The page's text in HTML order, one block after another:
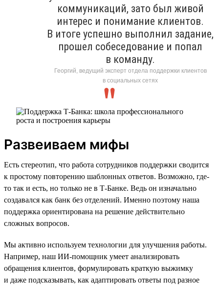
коммуникаций, зато был живой
интерес и понимание клиентов.
В итоге успешно выполнил задание,
прошел собеседование и попал
в команду.
Георгий, ведущий эксперт отдела поддержки клиентов
в социальных сетях
Развеиваем мифы
Есть стереотип, что работа сотрудников поддержки сводится
к простому повторению шаблонных ответов. Возможно, где-
то так и есть, но только не в Т-Банке. Ведь он изначально
создавался как банк без отделений. Именно поэтому наша
поддержка ориентирована на решение действительно
сложных вопросов.
Мы активно используем технологии для улучшения работы.
Например, наш ИИ-помощник умеет анализировать
обращения клиентов, формулировать краткую выжимку
и даже подсказывать, как адаптировать ответы под разное